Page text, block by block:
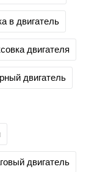
в двигатель
двигателя
двигатель
двигатель